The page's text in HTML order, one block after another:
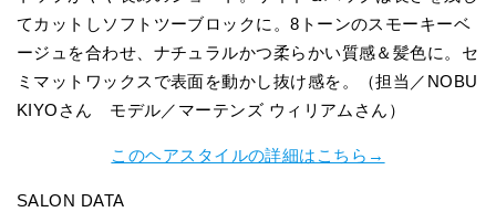
てカットしソフトツーブロックに。8トーンのスモーキーベ
ージュを合わせ、ナチュラルかつ柔らかい質感＆髪色に。セ
ミマットワックスで表面を動かし抜け感を。（担当／NOBU
KIYOさん モデル／マーテンズ ウィリアムさん）
このヘアスタイルの詳細はこちら→
SALON DATA